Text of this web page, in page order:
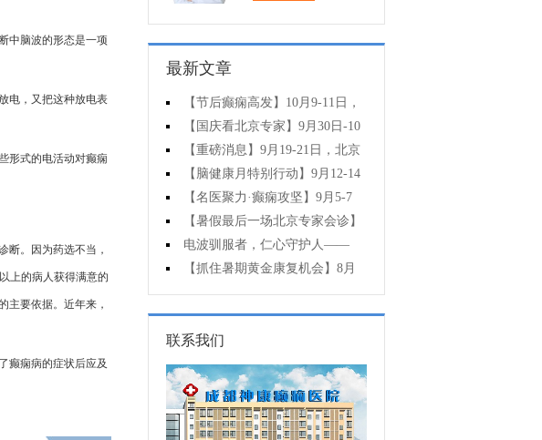
中脑波的形态是一项
电，又把这种放电表
形式的电活动对癫痫
断。因为药选不当，
上的病人获得满意的
主要依据。近年来，
癫痫病的症状后应及
最新文章
【节后癫痫高发】10月9-11日，
北京友谊医院陈葵博士免费会诊+治
疗援助，破解癫痫难题！
【国庆看北京专家】9月30日-10
月5日，北京天坛&首钢医院两大专
家蓉城亲诊+癫痫大额救助，速约！
【重磅消息】9月19-21日，北京
协和医院周祥琴教授成都领衔会
诊，共筑全年龄段抗癫防线！
【脑健康月特别行动】9月12-14
日，北京天坛医院杨涛博士免费会
诊+超万元援助，护航全年龄段癫痫
患者
【名医聚力·癫痫攻坚】9月5-7
日，北京朝阳医院神经内科周立春
博士成都公益会诊，名额有限，速
约
【暑假最后一场北京专家会诊】
8月22-24日，北京大学首钢医院高
伟教授亲临成都免费会诊，助力健
康新学
电波驯服者，仁心守护人——
8.19中国医师节致敬神康抗癫团队
【抓住暑期黄金康复机会】8月
15-17日，首都医科大学附属北京天
坛医院杨涛博士空降成都会诊，速
约！
联系我们